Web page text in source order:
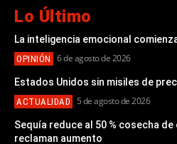
Lo Último
La inteligencia emocional
OPINIÓN 6 de agosto de 2026
Estados Unidos sin misiles de
ACTUALIDAD 5 de agosto de 2026
Sequía reduce al 50 % cosecha
reclaman aumento